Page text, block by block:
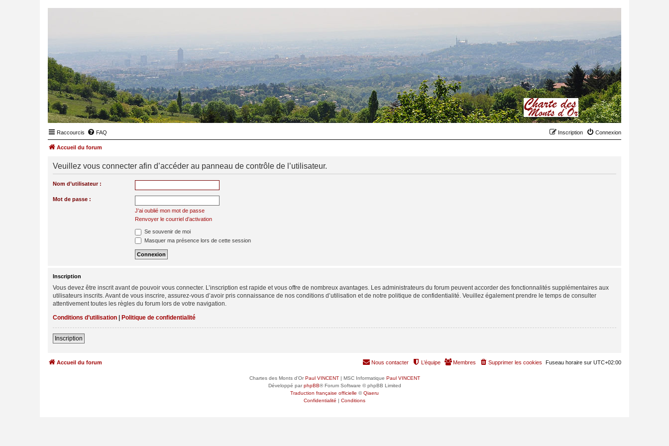
Raccourcis FAQ Connexion
Inscription
Accueil du forum
Veuillez vous connecter afin d’accéder au panneau de contrôle de l’utilisateur.
Nom d’utilisateur :
Mot de passe :
J’ai oublié mon mot de passe
Renvoyer le courriel d’activation
Se souvenir de moi
Masquer ma présence lors de cette session
Inscription
Vous devez être inscrit avant de pouvoir vous connecter. L’inscription est rapide et vous offre de nombreux avantages. Les administrateurs du forum peuvent accorder des fonctionnalités supplémentaires aux
utilisateurs inscrits. Avant de vous inscrire, assurez-vous d’avoir pris connaissance de nos conditions d’utilisation et de notre politique de confidentialité. Veuillez également prendre le temps de consulter
attentivement toutes les règles du forum lors de votre navigation.
Conditions d’utilisation | Politique de confidentialité
Inscription
Accueil du forum Fuseau horaire sur UTC+02:00
Supprimer les cookies
Membres
L’équipe
Nous contacter
Chartes des Monts d'OrPaul VINCENT| MSC Informatique Paul VINCENT
Développé parphpBB® Forum Software © phpBB Limited
Traduction française officielle ©Qiaeru
Confidentialité | Conditions